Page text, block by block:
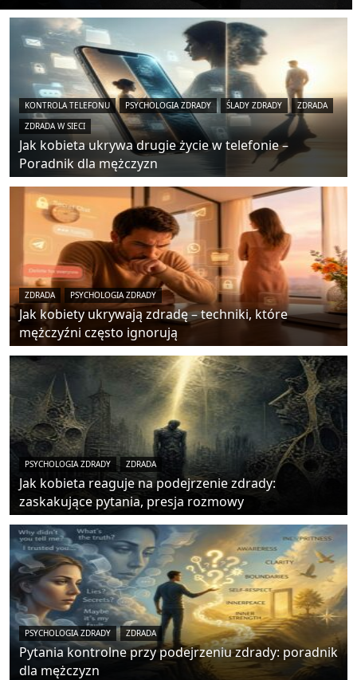
KONTROLA TELEFONU PSYCHOLOGIA ZDRADY ŚLADY ZDRADY
ZDRADA
ZDRADA W SIECI
Jak kobieta ukrywa drugie życie w telefonie –
Poradnik dla mężczyzn
ZDRADA PSYCHOLOGIA ZDRADY
Jak kobiety ukrywają zdradę – techniki, które
mężczyźni często ignorują
PSYCHOLOGIA ZDRADY ZDRADA
Jak kobieta reaguje na podejrzenie zdrady:
zaskakujące pytania, presja rozmowy
PSYCHOLOGIA ZDRADY ZDRADA
Pytania kontrolne przy podejrzeniu zdrady: poradnik
dla mężczyzn